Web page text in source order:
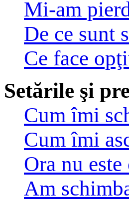
Mi-am
De ce sunt
Ce face
Setările şi
Cum îmi
Cum îmi
Ora nu este
Am